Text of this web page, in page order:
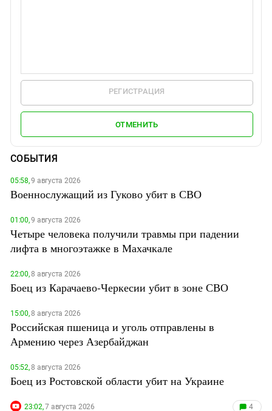
РЕГИСТРАЦИЯ
ОТМЕНИТЬ
СОБЫТИЯ
05:58,9 августа 2026
Военнослужащий из Гуково убит в СВО
01:00,9 августа 2026
Четыре человека получили травмы при падении
лифта в многоэтажке в Махачкале
22:00,8 августа 2026
Боец из Карачаево-Черкесии убит в зоне СВО
15:00,8 августа 2026
Российская пшеница и уголь отправлены в
Армению через Азербайджан
05:52,8 августа 2026
Боец из Ростовской области убит на Украине
23:02,7 августа 2026 4